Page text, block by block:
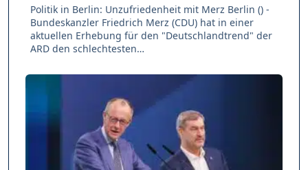
Politik in Berlin: Unzufriedenheit mit Merz Berlin () -
Bundeskanzler Friedrich Merz (CDU) hat in einer
aktuellen Erhebung für den "Deutschlandtrend" der
ARD den schlechtesten…